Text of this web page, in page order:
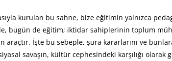
kurulan bu sahne, bize eğitimin yalnızca
bugün de eğitim; iktidar sahiplerinin toplum
araçtır. İşte bu sebeple, şura kararlarını ve
savaşın, kültür cephesindeki karşılığı